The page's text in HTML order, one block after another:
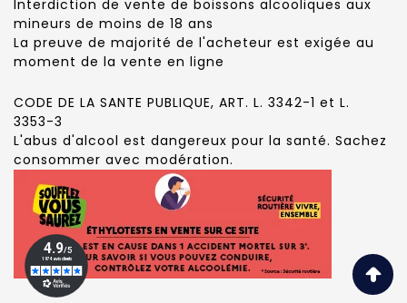
Interdiction de vente de boissons alcooliques aux
mineurs de moins de 18 ans
La preuve de majorité de l'acheteur est exigée au
moment de la vente en ligne
CODE DE LA SANTE PUBLIQUE, ART. L. 3342-1 et L.
3353-3
L'abus d'alcool est dangereux pour la santé. Sachez
consommer avec modération.